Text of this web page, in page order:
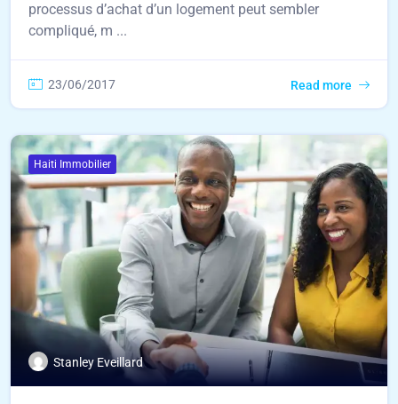
processus d’achat d’un logement peut sembler
compliqué, m ...
23/06/2017 Read more
Haiti Immobilier
Stanley Eveillard